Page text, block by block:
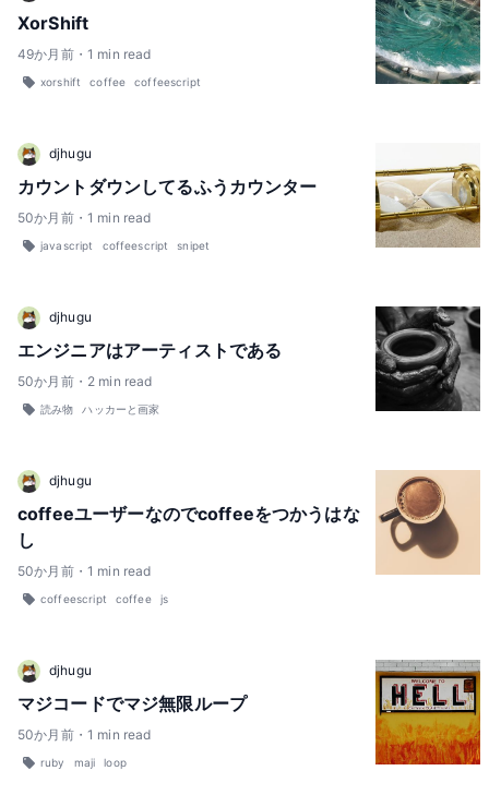
XorShift
49か月前・ 1 min read
xorshift coffee coffeescript
djhugu
カウントダウンしてるふうカウンター
50か月前・ 1 min read
javascript coffeescript snipet
djhugu
エンジニアはアーティストである
50か月前・ 2 min read
読み物 ハッカーと画家
djhugu
coffeeユーザーなのでcoffeeをつかうはな
し
50か月前・ 1 min read
coffeescript coffee js
djhugu
マジコードでマジ無限ループ
50か月前・ 1 min read
ruby maji loop